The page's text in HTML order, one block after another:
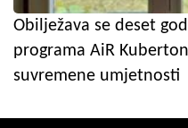
Obilježava se deset
programa AiR
suvremene umjetnosti